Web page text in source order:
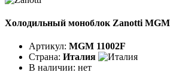
Холодильный моноблок Zanotti MGM
Артикул: MGM 11002F
Страна: Италия
В наличии: нет